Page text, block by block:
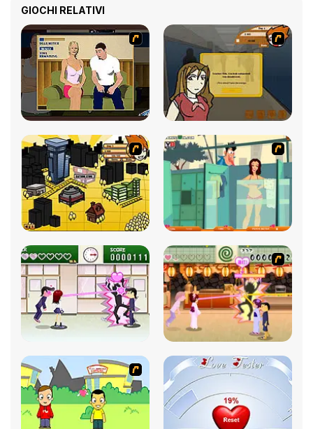
GIOCHI RELATIVI